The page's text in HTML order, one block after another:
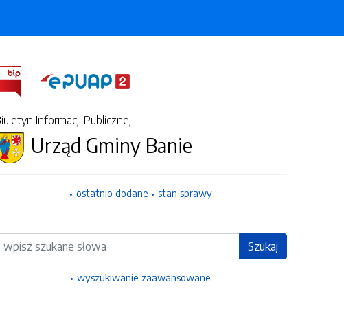
Informacji Publicznej
Urząd Gminy Banie
ostatnio dodane stan sprawy
Wyszukiwarka Szukaj
wyszukiwanie zaawansowane